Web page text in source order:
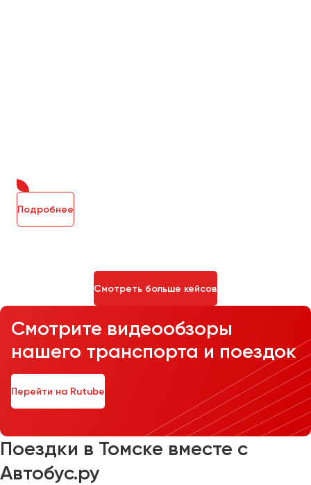
Подробнее
Смотреть больше кейсов
Смотрите видеообзоры
нашего транспорта и поездок
Перейти на Rutube
Поездки в Томске вместе с
Автобус.ру